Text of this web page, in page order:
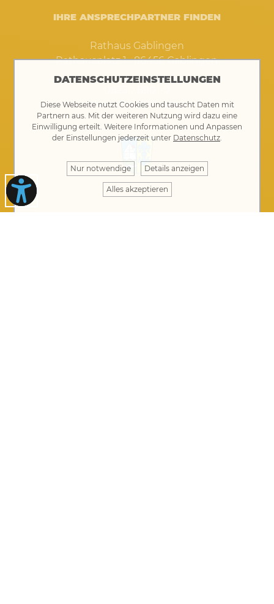
IHRE ANSPRECHPARTNER FINDEN
Rathaus Gablingen
Rathausplatz 1 · 86456 Gablingen
rathaus@gablingen.de
DATENSCHUTZEINSTELLUNGEN
Diese Webseite nutzt Cookies und tauscht Daten mit
Partnern aus. Mit der weiteren Nutzung wird dazu eine
Einwilligung erteilt. Weitere Informationen und Anpassen
der Einstellungen jederzeit unter Datenschutz.
Nur notwendige Details anzeigen
Alles akzeptieren